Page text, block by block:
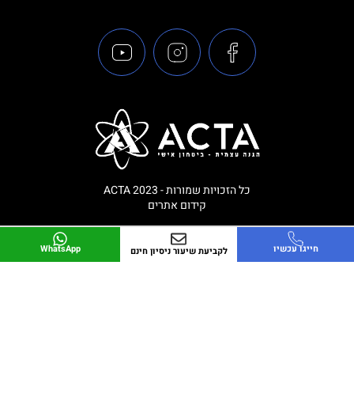
כל הזכויות שמורות - ACTA 2023
קידום אתרים
חייגו עכשיו לקביעת שיעור ניסיון חינם WhatsApp